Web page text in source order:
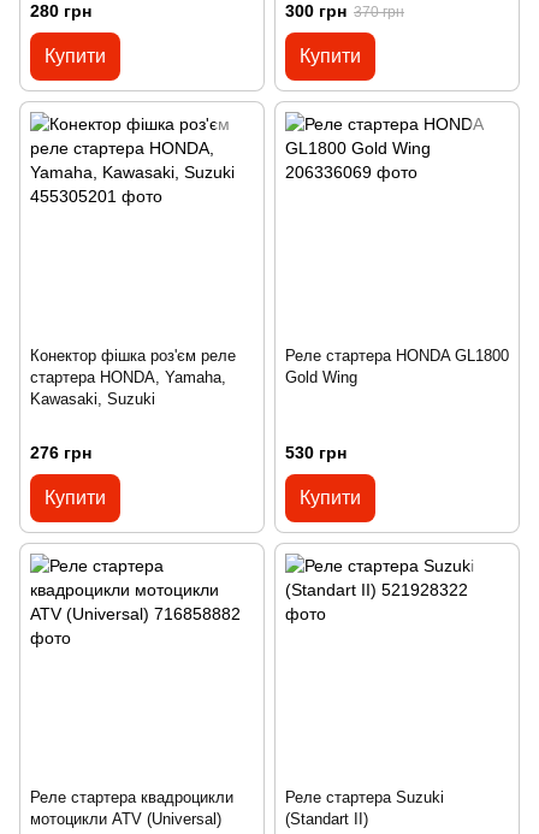
280 грн
Купити
300 грн 370 грн
Купити
Конектор фішка роз'єм реле
стартера HONDA, Yamaha,
Kawasaki, Suzuki
276 грн
Купити
Реле стартера HONDA GL1800
Gold Wing
530 грн
Купити
Реле стартера квадроцикли
мотоцикли ATV (Universal)
Реле стартера Suzuki
(Standart II)